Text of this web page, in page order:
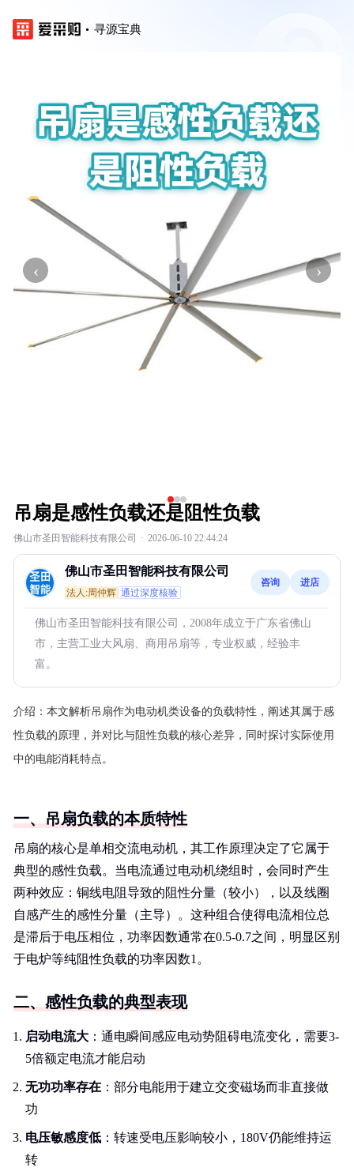
寻源宝典
‹ ›
吊扇是感性负载还是阻性负载
佛山市圣田智能科技有限公司 · 2026-06-10 22:44:24
佛山市圣田智能科技有限公司
法人:周仲辉 通过深度核验
咨询 进店
佛山市圣田智能科技有限公司，2008年成立于广东省佛山
市，主营工业大风扇、商用吊扇等，专业权威，经验丰
富。
介绍： 本文解析吊扇作为电动机类设备的负载特性，阐述其属于感
性负载的原理，并对比与阻性负载的核心差异，同时探讨实际使用
中的电能消耗特点。
一、吊扇负载的本质特性
吊扇的核心是单相交流电动机，其工作原理决定了它属于
典型的感性负载。当电流通过电动机绕组时，会同时产生
两种效应：铜线电阻导致的阻性分量（较小），以及线圈
自感产生的感性分量（主导）。这种组合使得电流相位总
是滞后于电压相位，功率因数通常在0.5-0.7之间，明显区别
于电炉等纯阻性负载的功率因数1。
二、感性负载的典型表现
启动电流大 ：通电瞬间感应电动势阻碍电流变化，需要3-
5倍额定电流才能启动
无功功率存在 ：部分电能用于建立交变磁场而非直接做
功
电压敏感度低 ：转速受电压影响较小，180V仍能维持运
转